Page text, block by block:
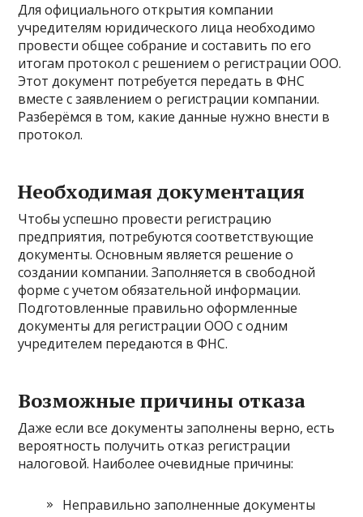
Для официального открытия компании
учредителям юридического лица необходимо
провести общее собрание и составить по его
итогам протокол с решением о регистрации ООО.
Этот документ потребуется передать в ФНС
вместе с заявлением о регистрации компании.
Разберёмся в том, какие данные нужно внести в
протокол.
Необходимая документация
Чтобы успешно провести регистрацию
предприятия, потребуются соответствующие
документы. Основным является решение о
создании компании. Заполняется в свободной
форме с учетом обязательной информации.
Подготовленные правильно оформленные
документы для регистрации ООО с одним
учредителем передаются в ФНС.
Возможные причины отказа
Даже если все документы заполнены верно, есть
вероятность получить отказ регистрации
налоговой. Наиболее очевидные причины:
Неправильно заполненные документы